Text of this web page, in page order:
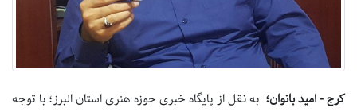
کرج - امید بانوان؛ به نقل از پایگاه خبری حوزه هنری استان البرز؛ با توجه